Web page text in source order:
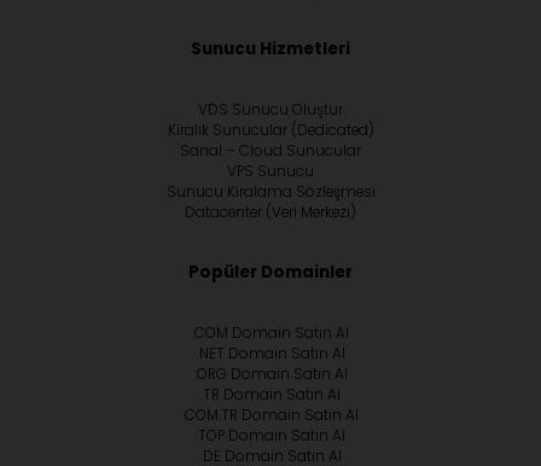
Sunucu Hizmetleri
VDS Sunucu Oluştur
Kiralık Sunucular (Dedicated)
Sanal – Cloud Sunucular
VPS Sunucu
Sunucu Kiralama Sözleşmesi
Datacenter (Veri Merkezi)
Popüler Domainler
.COM Domain Satın Al
.NET Domain Satın Al
.ORG Domain Satın Al
.TR Domain Satın Al
.COM.TR Domain Satın Al
.TOP Domain Satın Al
.DE Domain Satın Al